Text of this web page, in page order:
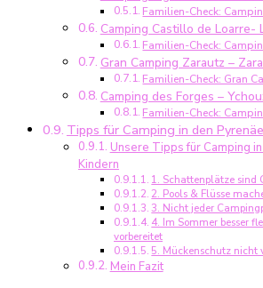
Familien-Check:
Camping Castillo de Loarre-
Familien-Check:
Gran Camping Zarautz –
Familien-Check: Gran
Camping des Forges –
Familien-Check:
Tipps für Camping in den
Unsere Tipps für Camping
Kindern
1. Schattenplätze sind
2. Pools & Flüsse
3. Nicht jeder
4. Im Sommer besser
vorbereitet
5. Mückenschutz nicht
Mein Fazit